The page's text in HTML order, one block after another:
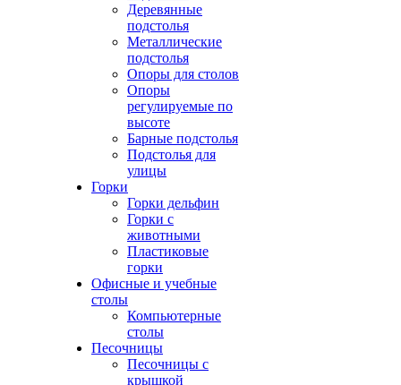
Деревянные
подстолья
Металлические
подстолья
Опоры для столов
Опоры
регулируемые по
высоте
Барные подстолья
Подстолья для
улицы
Горки
Горки дельфин
Горки с
животными
Пластиковые
горки
Офисные и учебные
столы
Компьютерные
столы
Песочницы
Песочницы с
крышкой